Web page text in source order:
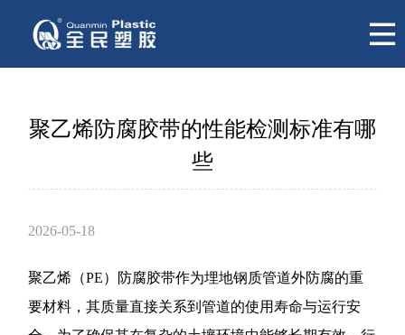
聚乙烯防腐胶带的性能检测标准有哪
些
2026-05-18
聚乙烯（PE）防腐胶带作为埋地钢质管道外防腐的重
要材料，其质量直接关系到管道的使用寿命与运行安